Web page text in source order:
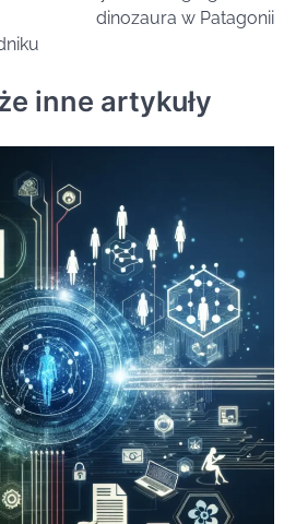
dinozaura w Patagonii
inne artykuły